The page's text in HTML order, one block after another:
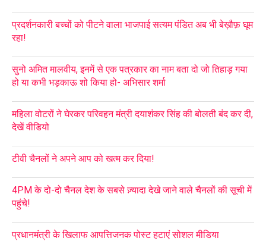
प्रदर्शनकारी बच्चों को पीटने वाला भाजपाई सत्यम पंडित अब भी बेख़ौफ़ घूम
रहा!
सुनो अमित मालवीय, इनमें से एक पत्रकार का नाम बता दो जो तिहाड़ गया
हो या कभी भड़काऊ शो किया हो- अभिसार शर्मा
महिला वोटरों ने घेरकर परिवहन मंत्री दयाशंकर सिंह की बोलती बंद कर दी,
देखें वीडियो
टीवी चैनलों ने अपने आप को खत्म कर दिया!
4PM के दो-दो चैनल देश के सबसे ज़्यादा देखे जाने वाले चैनलों की सूची में
पहुंचे!
प्रधानमंत्री के खिलाफ आपत्तिजनक पोस्ट हटाएं सोशल मीडिया